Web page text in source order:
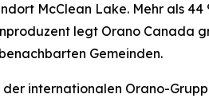
McClean Lake. Mehr als
legt Orano Canada
Gemeinden.
internationalen Orano-